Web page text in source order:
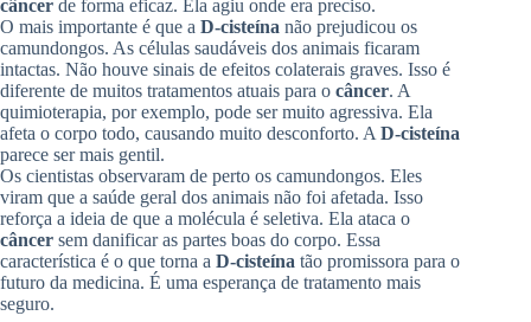
câncer de forma eficaz. Ela agiu onde era preciso.
O mais importante é que a D-cisteína não prejudicou os
camundongos. As células saudáveis dos animais ficaram
intactas. Não houve sinais de efeitos colaterais graves. Isso é
diferente de muitos tratamentos atuais para o câncer. A
quimioterapia, por exemplo, pode ser muito agressiva. Ela
afeta o corpo todo, causando muito desconforto. A D-cisteína
parece ser mais gentil.
Os cientistas observaram de perto os camundongos. Eles
viram que a saúde geral dos animais não foi afetada. Isso
reforça a ideia de que a molécula é seletiva. Ela ataca o
câncer sem danificar as partes boas do corpo. Essa
característica é o que torna a D-cisteína tão promissora para o
futuro da medicina. É uma esperança de tratamento mais
seguro.